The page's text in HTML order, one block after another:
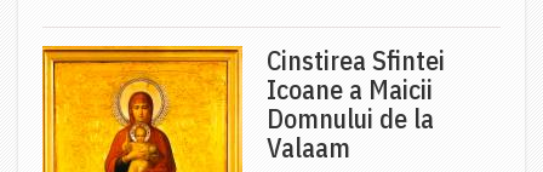
Cinstirea Sfintei
Icoane a Maicii
Domnului de la
Valaam